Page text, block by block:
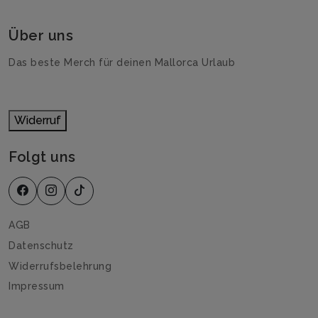
Über uns
Das beste Merch für deinen Mallorca Urlaub
Widerruf
Folgt uns
AGB
Datenschutz
Widerrufsbelehrung
Impressum